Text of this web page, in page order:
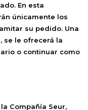
En esta
únicamente los
su pedido. Una
se le ofrecerá la
o continuar como
Compañía Seur,